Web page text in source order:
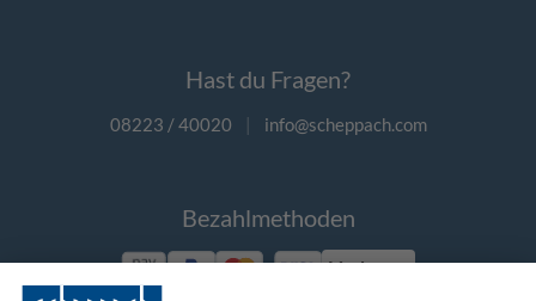
Hast du Fragen?
08223 / 40020 | info@scheppach.com
Bezahlmethoden
Vorkasse